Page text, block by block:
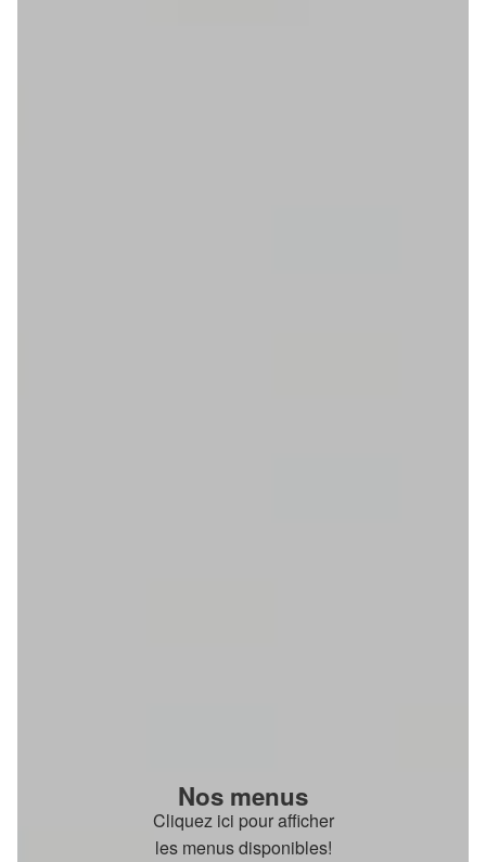
Nos menus
Cliquez ici pour afficher
les menus disponibles!